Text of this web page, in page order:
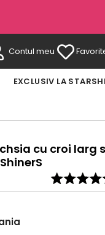
Contul meu
EXCLUSIV LA
cu croi larg